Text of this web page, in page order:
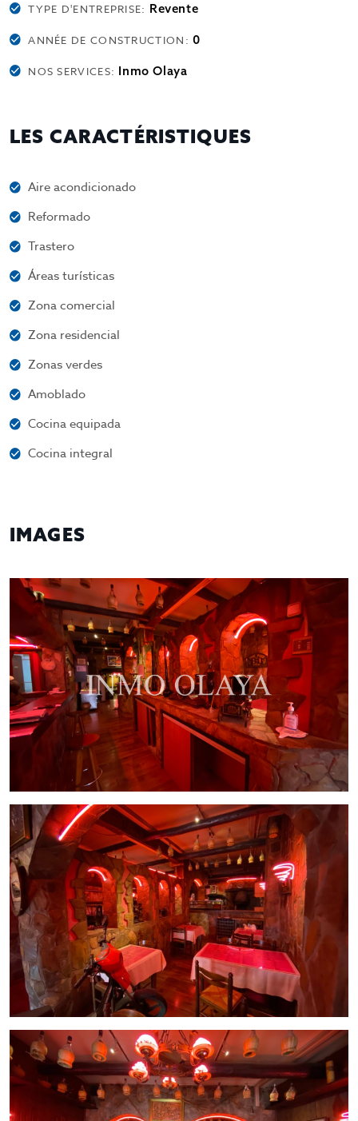
TYPE D'ENTREPRISE: Revente
ANNÉE DE CONSTRUCTION:0
NOS SERVICES: Inmo Olaya
LES CARACTÉRISTIQUES
Aire acondicionado
Reformado
Trastero
Áreas turísticas
Zona comercial
Zona residencial
Zonas verdes
Amoblado
Cocina equipada
Cocina integral
IMAGES